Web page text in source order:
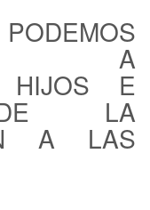
A
HIJOS E
LA
A LAS